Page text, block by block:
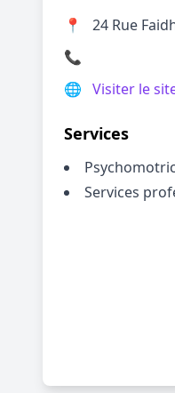
📍
24 Rue
📞
🌐 Visiter le
Services
Services